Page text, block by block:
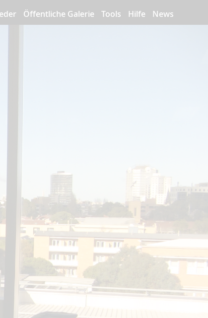
Öffentliche Galerie Tools Hilfe News